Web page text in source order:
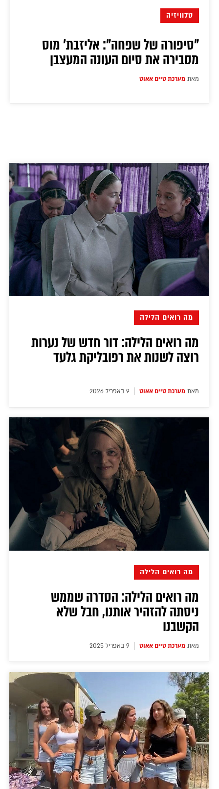
טלוויזיה
"סיפורה של שפחה": אליזבת' מוס
מסבירה את סיום העונה המעצבן
מאת מערכת טיים אאוט
מה רואים הלילה
מה רואים הלילה: דור חדש של נערות
רוצה לשנות את רפובליקת גלעד
מאת מערכת טיים אאוט 9 באפריל 2026
מה רואים הלילה
מה רואים הלילה: הסדרה שממש
ניסתה להזהיר אותנו, חבל שלא
הקשבנו
מאת מערכת טיים אאוט 9 באפריל 2025